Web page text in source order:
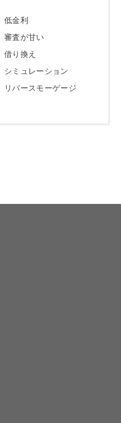
低金利
審査が甘い
借り換え
シミュレーション
リバースモーゲージ